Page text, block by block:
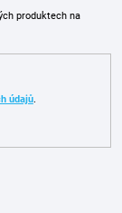
produktech na
údajů.